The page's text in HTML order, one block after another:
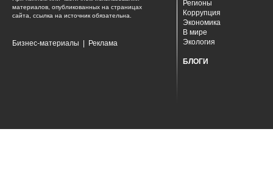
материалов, опубликованных на страницах
сайта, ссылка на источник обязательна.
Бизнес-материалы Реклама
Регионы
Коррупция
Экономика
В мире
Экология
БЛОГИ